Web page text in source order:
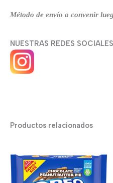
Método de envío a convenir
NUESTRAS REDES SOCIALES
Productos relacionados